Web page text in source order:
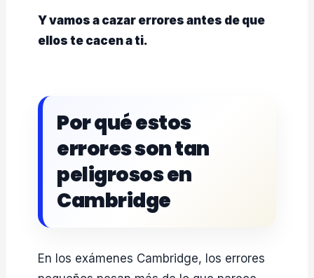
Y vamos a cazar errores antes de que
ellos te cacen a ti.
Por qué estos
errores son tan
peligrosos en
Cambridge
En los exámenes Cambridge, los errores